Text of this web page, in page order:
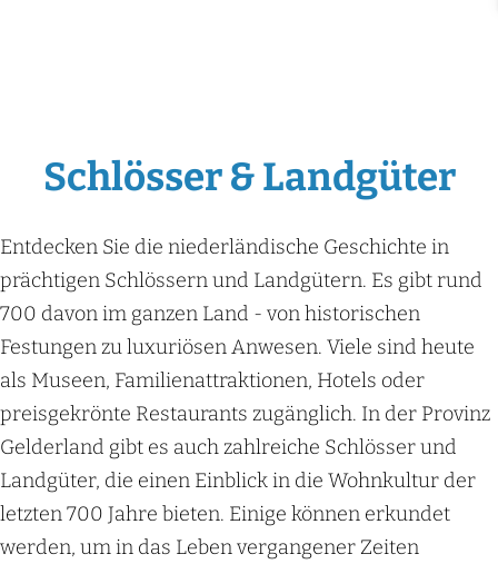
Schlösser & Landgüter
Entdecken Sie die niederländische Geschichte in
prächtigen Schlössern und Landgütern. Es gibt rund
700 davon im ganzen Land - von historischen
Festungen zu luxuriösen Anwesen. Viele sind heute
als Museen, Familienattraktionen, Hotels oder
preisgekrönte Restaurants zugänglich. In der Provinz
Gelderland gibt es auch zahlreiche Schlösser und
Landgüter, die einen Einblick in die Wohnkultur der
letzten 700 Jahre bieten. Einige können erkundet
werden, um in das Leben vergangener Zeiten